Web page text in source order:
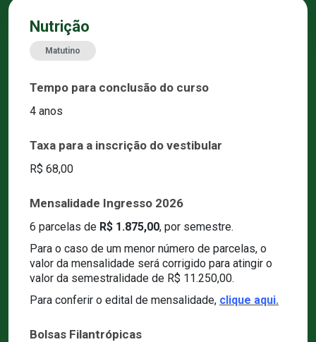
Nutrição
Matutino
Tempo para conclusão do curso
4 anos
Taxa para a inscrição do vestibular
R$ 68,00
Mensalidade Ingresso 2026
6 parcelas de R$ 1.875,00, por semestre.
Para o caso de um menor número de parcelas, o
valor da mensalidade será corrigido para atingir o
valor da semestralidade de R$ 11.250,00.
Para conferir o edital de mensalidade, clique aqui.
Bolsas Filantrópicas